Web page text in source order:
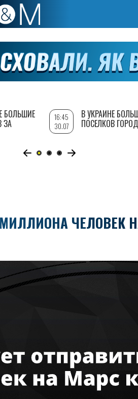
ЧЕЛОВЕК
БОЛЬШИЕ
ЗА
16:45
30.07
В УКРАИНЕ
ПОСЕЛКОВ